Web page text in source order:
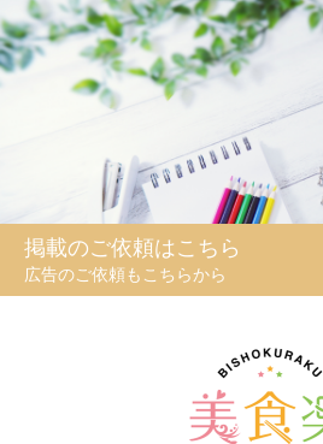
掲載のご依頼はこちら
広告のご依頼もこちらから